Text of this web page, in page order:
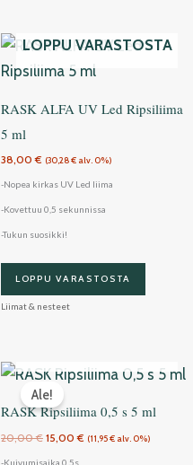
LOPPU VARASTOSTA
RASK ALFA UV Led Ripsiliima
5 ml
38,00€ (30,28€ alv. 0%)
-Nopea kirkas UV Led liima
-Kovettuu 0,5 sekunnissa
-Tukun suosikki!
LOPPU VARASTOSTA
Liimat & nesteet
Ale!
RASK Ripsiliima 0,5 s 5 ml
20,00€
Alkuperäinen
hinta
oli:
20,00 €.
15,00€
Nykyinen
hinta
15,00 €.
(11,95€ alv. 0%)
-Kuivumisaika 0,5s